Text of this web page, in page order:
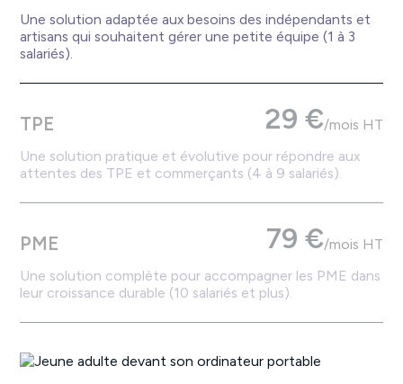
Une solution adaptée aux besoins des indépendants et
artisans qui souhaitent gérer une petite équipe (1 à 3
salariés).
TPE 29 €/mois HT
Une solution pratique et évolutive pour répondre aux
attentes des TPE et commerçants (4 à 9 salariés).
PME 79 €/mois HT
Une solution complète pour accompagner les PME dans
leur croissance durable (10 salariés et plus).